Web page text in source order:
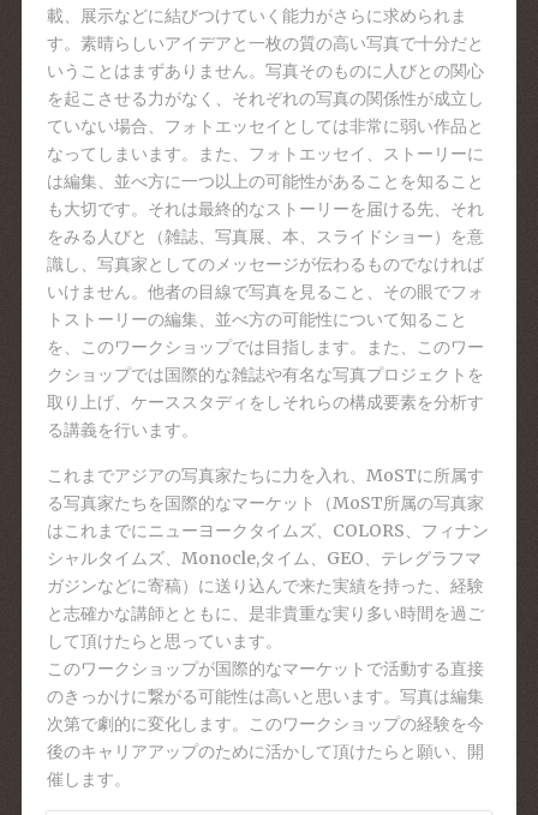
載、展示などに結びつけていく能力がさらに求められま
す。素晴らしいアイデアと一枚の質の高い写真で十分だと
いうことはまずありません。写真そのものに人びとの関心
を起こさせる力がなく、それぞれの写真の関係性が成立し
ていない場合、フォトエッセイとしては非常に弱い作品と
なってしまいます。また、フォトエッセイ、ストーリーに
は編集、並べ方に一つ以上の可能性があることを知ること
も大切です。それは最終的なストーリーを届ける先、それ
をみる人びと（雑誌、写真展、本、スライドショー）を意
識し、写真家としてのメッセージが伝わるものでなければ
いけません。他者の目線で写真を見ること、その眼でフォ
トストーリーの編集、並べ方の可能性について知ること
を、このワークショップでは目指します。また、このワー
クショップでは国際的な雑誌や有名な写真プロジェクトを
取り上げ、ケーススタディをしそれらの構成要素を分析す
る講義を行います。
これまでアジアの写真家たちに力を入れ、MoSTに所属す
る写真家たちを国際的なマーケット（MoST所属の写真家
はこれまでにニューヨークタイムズ、COLORS、フィナン
シャルタイムズ、Monocle,タイム、GEO、テレグラフマ
ガジンなどに寄稿）に送り込んで来た実績を持った、経験
と志確かな講師とともに、是非貴重な実り多い時間を過ご
して頂けたらと思っています。
このワークショップが国際的なマーケットで活動する直接
のきっかけに繋がる可能性は高いと思います。写真は編集
次第で劇的に変化します。このワークショップの経験を今
後のキャリアアップのために活かして頂けたらと願い、開
催します。